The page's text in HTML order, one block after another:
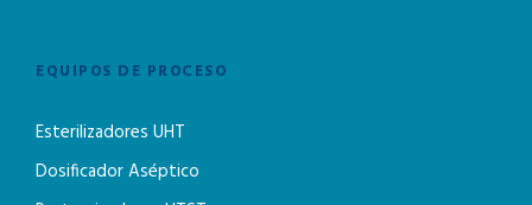
EQUIPOS DE PROCESO
Esterilizadores UHT
Dosificador Aséptico